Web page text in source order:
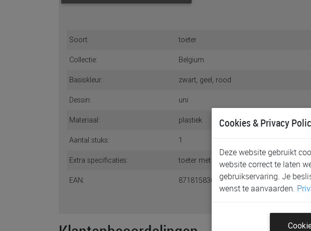
Soort: toeter
Collectie: Belgium
Basiskleur: zwart, geel, rood
Dessin: uni
Materiaal: plastiek
Aantal stuks: 1
Extra specificaties: toeter met Belgische vlag
EAN: 8718158361318
Cookies & Privacy
Deze website gebruikt
website correct te laten
gebruikservaring. Je
wenst te aanvaarden.